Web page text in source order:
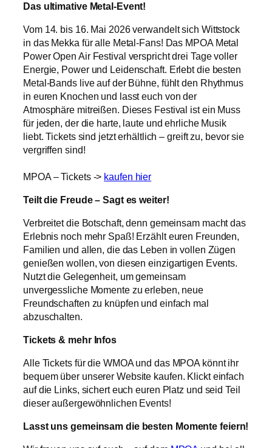
Das ultimative Metal-Event!
Vom 14. bis 16. Mai 2026 verwandelt sich Wittstock
in das Mekka für alle Metal-Fans! Das MPOA Metal
Power Open Air Festival verspricht drei Tage voller
Energie, Power und Leidenschaft. Erlebt die besten
Metal-Bands live auf der Bühne, fühlt den Rhythmus
in euren Knochen und lasst euch von der
Atmosphäre mitreißen. Dieses Festival ist ein Muss
für jeden, der die harte, laute und ehrliche Musik
liebt. Tickets sind jetzt erhältlich – greift zu, bevor sie
vergriffen sind!
MPOA – Tickets -> kaufen hier
Teilt die Freude – Sagt es weiter!
Verbreitet die Botschaft, denn gemeinsam macht das
Erlebnis noch mehr Spaß! Erzählt euren Freunden,
Familien und allen, die das Leben in vollen Zügen
genießen wollen, von diesen einzigartigen Events.
Nutzt die Gelegenheit, um gemeinsam
unvergessliche Momente zu erleben, neue
Freundschaften zu knüpfen und einfach mal
abzuschalten.
Tickets & mehr Infos
Alle Tickets für die WMOA und das MPOA könnt ihr
bequem über unserer Website kaufen. Klickt einfach
auf die Links, sichert euch euren Platz und seid Teil
dieser außergewöhnlichen Events!
Lasst uns gemeinsam die besten Momente feiern!